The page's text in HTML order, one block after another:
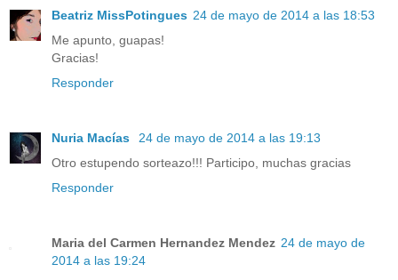
Beatriz MissPotingues 24 de mayo de 2014 a las 18:53
Me apunto, guapas!
Gracias!
Responder
Nuria Macías
24 de mayo de 2014 a las 19:13
Otro estupendo sorteazo!!! Participo, muchas gracias
Responder
Maria del Carmen Hernandez Mendez 24 de mayo de
2014 a las 19:24